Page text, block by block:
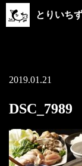
とりいち
2019.01.21
DSC_7989